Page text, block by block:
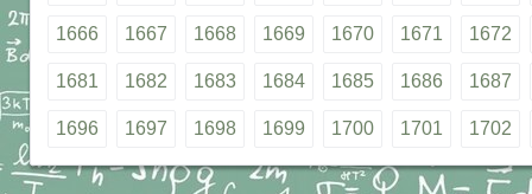
1666 1667 1668 1669 1670 1671 1672
1681 1682 1683 1684 1685 1686 1687
1696 1697 1698 1699 1700 1701 1702